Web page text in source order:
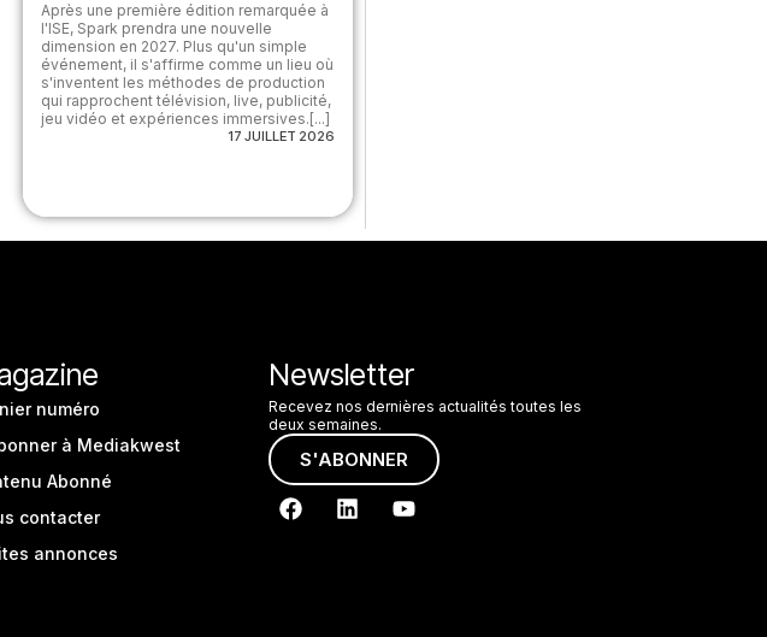
Après une première édition remarquée à
l'ISE, Spark prendra une nouvelle
dimension en 2027. Plus qu'un simple
événement, il s'affirme comme un lieu où
s'inventent les méthodes de production
qui rapprochent télévision, live, publicité,
jeu vidéo et expériences immersives.[...]
17 JUILLET 2026
numéro
à Mediakwest
Abonné
contacter
annonces
Newsletter
Recevez nos dernières actualités toutes les
deux semaines.
S'ABONNER